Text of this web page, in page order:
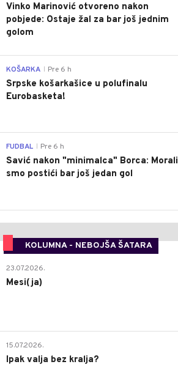
Vinko Marinović otvoreno nakon
pobjede: Ostaje žal za bar još jednim
golom
KOŠARKA Pre 6 h
Srpske košarkašice u polufinalu
Eurobasketa!
FUDBAL Pre 6 h
Savić nakon "minimalca" Borca: Morali
smo postići bar još jedan gol
KOLUMNA - NEBOJŠA ŠATARA
23.07.2026.
Mesi(ja)
15.07.2026.
Ipak valja bez kralja?